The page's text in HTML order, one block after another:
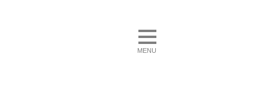
toggle navigation
MENU